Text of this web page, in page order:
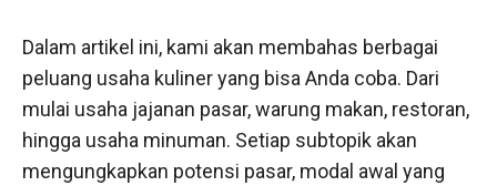
Dalam artikel ini, kami akan membahas berbagai
peluang usaha kuliner yang bisa Anda coba. Dari
mulai usaha jajanan pasar, warung makan, restoran,
hingga usaha minuman. Setiap subtopik akan
mengungkapkan potensi pasar, modal awal yang